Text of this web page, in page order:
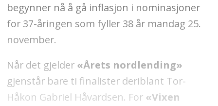
begynner nå å gå inflasjon i nominasjoner
for 37-åringen som fyller 38 år mandag 25.
november.
Når det gjelder «Årets nordlending»
gjenstår bare ti finalister deriblant Tor-
Håkon Gabriel Håvardsen. For «Vixen